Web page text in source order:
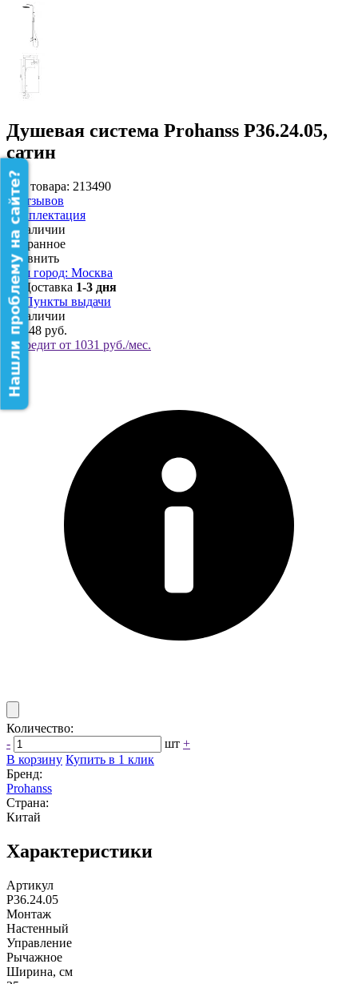
Душевая система Prohanss P36.24.05,
сатин
Код товара: 213490
0Отзывов
Комплектация
В наличии
Избранное
Сравнить
Ваш город: Москва
Доставка 1-3 дня
Пункты выдачи
В наличии
18 448 руб.
В кредит от 1031 руб./мес.
Количество:
-
шт +
В корзину Купить в 1 клик
Бренд:
Prohanss
Страна:
Китай
Характеристики
Артикул
P36.24.05
Монтаж
Настенный
Управление
Рычажное
Ширина, см
Нашли проблему на сайте?